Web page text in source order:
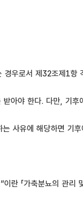
우로서 제32조제1항
아야 한다. 다만, 기후
사유에 해당하면 기
「가축분뇨의 관리